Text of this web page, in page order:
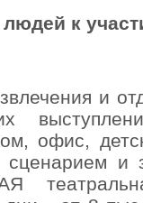
к
и
офис,
сценарием и